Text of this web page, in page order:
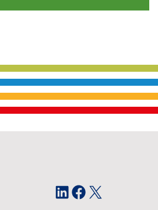
LinkedIn Facebook X